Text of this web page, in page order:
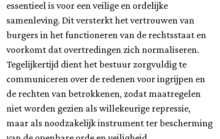
essentieel is voor een veilige en ordelijke
samenleving. Dit versterkt het vertrouwen van
burgers in het functioneren van de rechtsstaat en
voorkomt dat overtredingen zich normaliseren.
Tegelijkertijd dient het bestuur zorgvuldig te
communiceren over de redenen voor ingrijpen en
de rechten van betrokkenen, zodat maatregelen
niet worden gezien als willekeurige repressie,
maar als noodzakelijk instrument ter bescherming